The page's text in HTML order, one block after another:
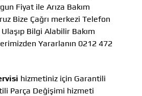
Fiyat ile Arıza Bakım
Bize Çağrı merkezi Telefon
Bilgi Alabilir Bakım
Yararlanın 0212 472
hizmetiniz için Garantili
Parça Değişimi hizmeti